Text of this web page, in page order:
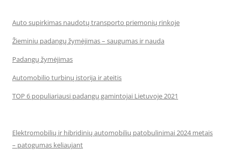
Auto supirkimas naudotų transporto priemonių rinkoje
Žieminių padangų žymėjimas – saugumas ir nauda
Padangų žymėjimas
Automobilio turbinų istorija ir ateitis
TOP 6 populiariausi padangų gamintojai Lietuvoje 2021
Elektromobilių ir hibridinių automobilių patobulinimai 2024 metais
– patogumas keliaujant